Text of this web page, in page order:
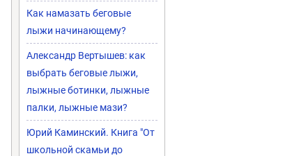
Как намазать беговые
лыжи начинающему?
Александр Вертышев: как
выбрать беговые лыжи,
лыжные ботинки, лыжные
палки, лыжные мази?
Юрий Каминский. Книга "От
школьной скамьи до